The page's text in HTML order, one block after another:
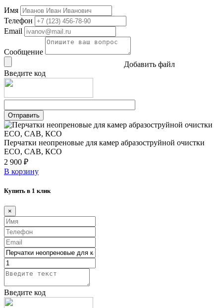
Имя
Телефон
Email
Сообщение
Добавить файл
Введите код
Перчатки неопреновые для камер абразоструйной очистки
ECO, CAB, КСО
2 900 ₽
В корзину
Купить в 1 клик
×
Введите код